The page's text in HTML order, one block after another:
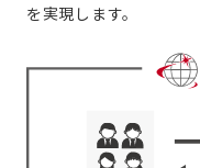
を実現します。